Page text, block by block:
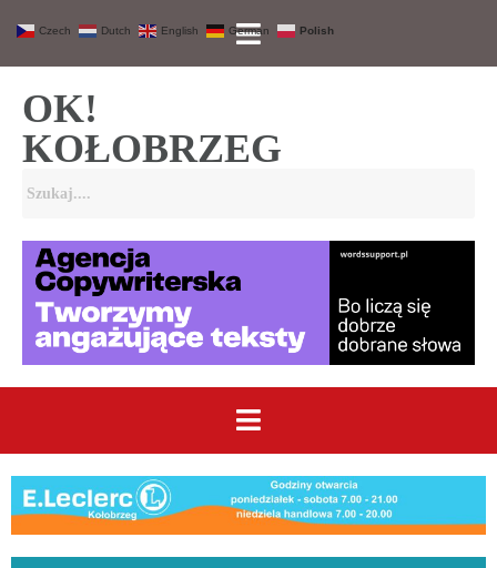
OK!
KOŁOBRZEG
Czech Dutch English German Polish